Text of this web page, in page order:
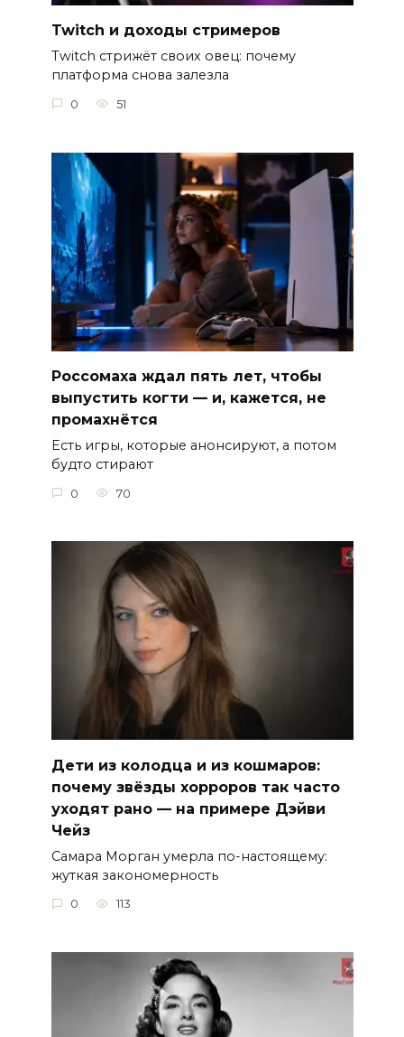
Twitch и доходы стримеров
Twitch стрижёт своих овец: почему
платформа снова залезла
0 51
Россомаха ждал пять лет, чтобы
выпустить когти — и, кажется, не
промахнётся
Есть игры, которые анонсируют, а потом
будто стирают
0 70
Дети из колодца и из кошмаров:
почему звёзды хорроров так часто
уходят рано — на примере Дэйви
Чейз
Самара Морган умерла по-настоящему:
жуткая закономерность
0 113